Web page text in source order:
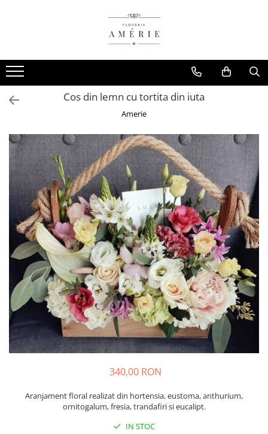
Cos din lemn cu tortita din iuta
Amerie
340,00 RON
Aranjament floral realizat din hortensia, eustoma, anthurium,
ornitogalum, fresia, trandafiri si eucalipt.
IN STOC